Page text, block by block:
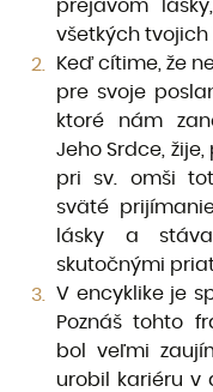
prejavom
všetkých
Keď cítime, že
pre svoje
ktoré nám
Jeho Srdce,
pri sv. omši
sväté
lásky a
skutočnými
V encyklike je
Poznáš tohto
bol veľmi
urobil kariéru v